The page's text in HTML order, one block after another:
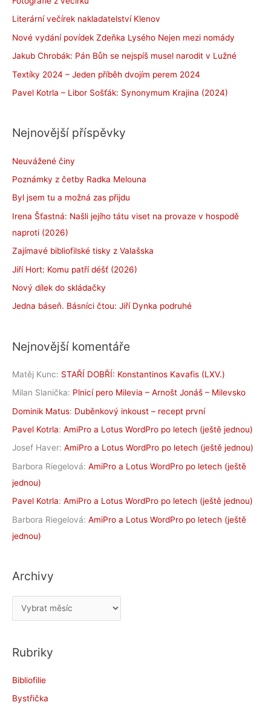
Literární večírek nakladatelství Klenov
Nové vydání povídek Zdeňka Lysého Nejen mezi nomády
Jakub Chrobák: Pán Bůh se nejspíš musel narodit v Lužné
Textíky 2024 – Jeden příběh dvojím perem 2024
Pavel Kotrla – Libor Sošťák: Synonymum Krajina (2024)
Nejnovější příspěvky
Neuvážené činy
Poznámky z četby Radka Melouna
Byl jsem tu a možná zas přijdu
Irena Šťastná: Našli jejího tátu viset na provaze v hospodě
naproti (2026)
Zajímavé bibliofilské tisky z Valašska
Jiří Hort: Komu patří déšť (2026)
Nový dílek do skládačky
Jedna báseň. Básníci čtou: Jiří Dynka podruhé
Nejnovější komentáře
Matěj Kunc: STAŘÍ DOBŘÍ: Konstantinos Kavafis (LXV.)
Milan Slanička: Plnicí pero Milevia – Arnošt Jonáš – Milevsko
Dominik Matus: Duběnkový inkoust – recept první
Pavel Kotrla: AmiPro a Lotus WordPro po letech (ještě jednou)
Josef Haver: AmiPro a Lotus WordPro po letech (ještě jednou)
Barbora Riegelová: AmiPro a Lotus WordPro po letech (ještě
jednou)
Pavel Kotrla: AmiPro a Lotus WordPro po letech (ještě jednou)
Barbora Riegelová: AmiPro a Lotus WordPro po letech (ještě
jednou)
Archivy
r
h
v
y
Rubriky
Bibliofilie
Bystřička